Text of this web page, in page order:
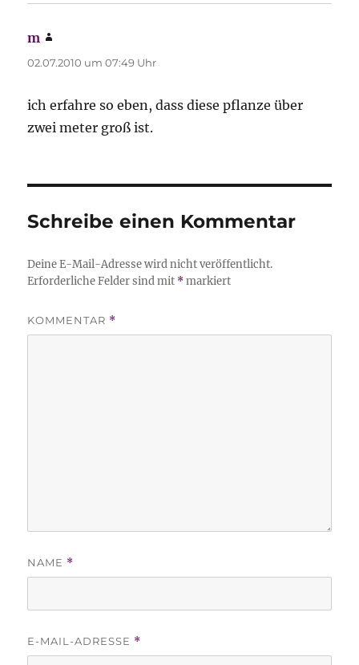
m
02.07.2010 um 07:49 Uhr
ich erfahre so eben, dass diese pflanze über
zwei meter groß ist.
Schreibe einen Kommentar
Deine E-Mail-Adresse wird nicht veröffentlicht.
Erforderliche Felder sind mit *markiert
KOMMENTAR *
NAME *
E-MAIL-ADRESSE *